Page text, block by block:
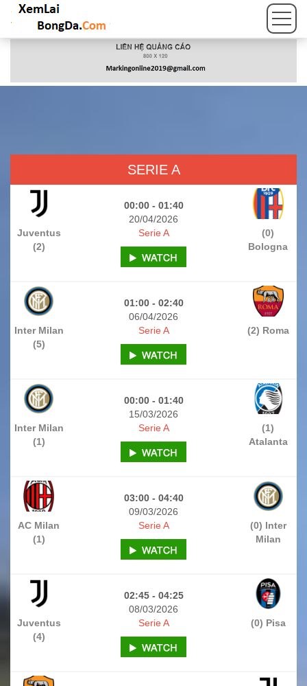
SERIE A
00:00 - 01:40
20/04/2026
Juventus
(2)
(0)
Bologna
Serie A
01:00 - 02:40
06/04/2026
Inter Milan
(5)
(2) Roma
Serie A
00:00 - 01:40
15/03/2026
Inter Milan
(1)
(1)
Atalanta
Serie A
03:00 - 04:40
09/03/2026
AC Milan
(1)
(0) Inter
Milan
Serie A
02:45 - 04:25
08/03/2026
Juventus
(4)
(0) Pisa
Serie A